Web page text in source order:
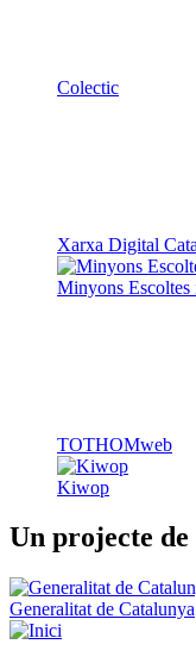
Generalitat de Catalunya
Peu
Butlletins
Contacte
Avís legal
Política de cookies
Mapa web